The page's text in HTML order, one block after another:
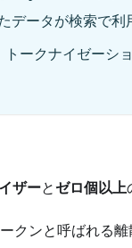
ータが検索で利
ークナイゼーシ
ザーとゼロ個以上
クンと呼ばれる